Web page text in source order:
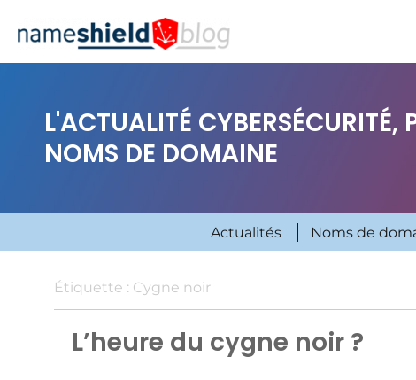
L'ACTUALITÉ CYBERSÉCURITÉ,
NOMS DE DOMAINE
Actualités Noms de
Étiquette : Cygne noir
L’heure du cygne noir ?